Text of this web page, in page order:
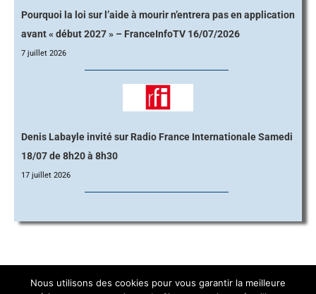
Pourquoi la loi sur l’aide à mourir n’entrera pas en application
avant « début 2027 » – FranceInfoTV 16/07/2026
7 juillet 2026
Denis Labayle invité sur Radio France Internationale Samedi
18/07 de 8h20 à 8h30
17 juillet 2026
Navigation
Nous utilisons des cookies pour vous garantir la meilleure